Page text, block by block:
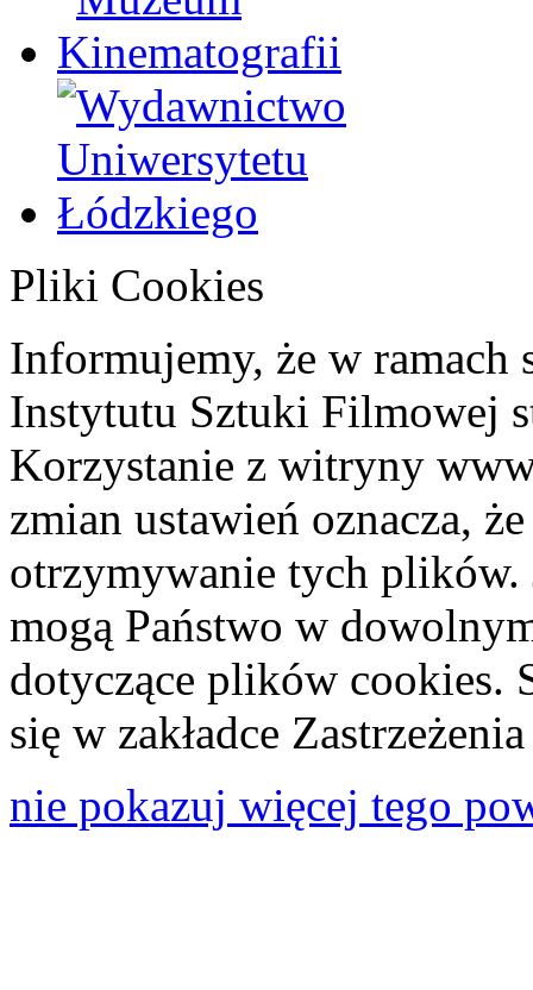
Pliki Cookies
Informujemy, że w ramach
Instytutu Sztuki Filmowej
Korzystanie z witryny
zmian ustawień oznacza,
otrzymywanie tych plików.
mogą Państwo w
dotyczące plików cookies.
się w zakładce
nie pokazuj więcej tego